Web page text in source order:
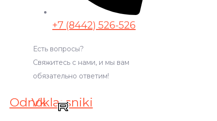
+7 (8442) 526-526
Есть вопросы?
Свяжитесь с нами, и мы вам
обязательно ответим!
Vk
Odnoklassniki